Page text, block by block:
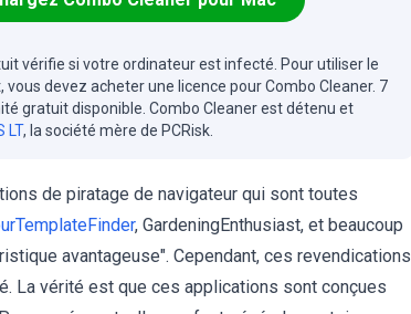
vérifie si votre ordinateur est infecté. Pour utiliser le
devez acheter une licence pour Combo Cleaner. 7
gratuit disponible. Combo Cleaner est détenu et
LT, la société mère de PCRisk.
de piratage de navigateur qui sont toutes
, GardeningEnthusiast, et beaucoup
avantageuse". Cependant, ces revendications
La vérité est que ces applications sont conçues